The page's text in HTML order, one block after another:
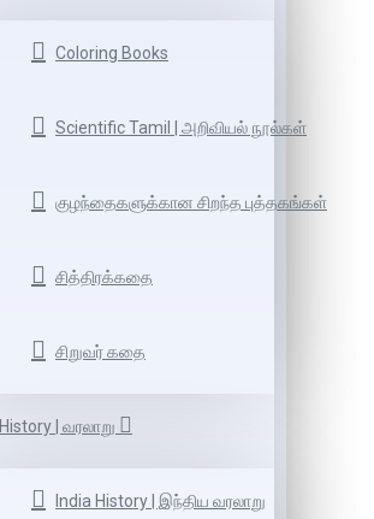
Coloring Books
Scientific Tamil | அறிவியல் நூல்கள்
குழந்தைகளுக்கான சிறந்த புத்தகங்கள்
சித்திரக்கதை
சிறுவர் கதை
History | வரலாறு
India History | இந்திய வரலாறு